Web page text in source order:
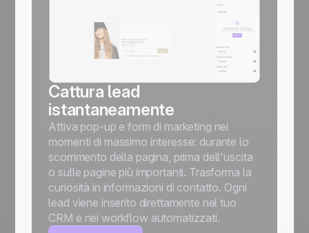
Cattura lead
istantaneamente
Attiva pop-up e form di marketing nei
momenti di massimo interesse: durante lo
scorrimento della pagina, prima dell'uscita
o sulle pagine più importanti. Trasforma la
curiosità in informazioni di contatto. Ogni
lead viene inserito direttamente nel tuo
CRM e nei workflow automatizzati.